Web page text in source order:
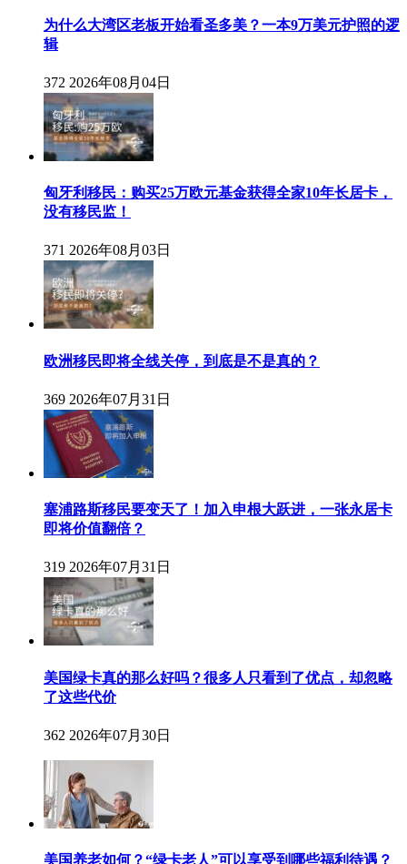
为什么大湾区老板开始看圣多美？一本9万美元护照的逻
辑
372 2026年08月04日
匈牙利移民：购买25万欧元基金获得全家10年长居卡，
没有移民监！
371 2026年08月03日
欧洲移民即将全线关停，到底是不是真的？
369 2026年07月31日
塞浦路斯移民要变天了！加入申根大跃进，一张永居卡
即将价值翻倍？
319 2026年07月31日
美国绿卡真的那么好吗？很多人只看到了优点，却忽略
了这些代价
362 2026年07月30日
美国养老如何？“绿卡老人”可以享受到哪些福利待遇？